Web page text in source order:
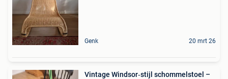
Genk 20 mrt 26
Vintage Windsor‑stijl schommelstoel –